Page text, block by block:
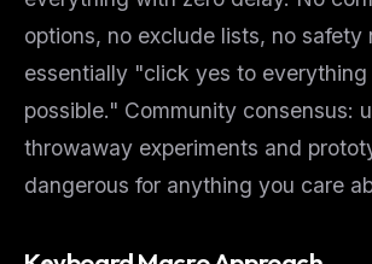
options, no exclude lists, no safety
essentially "click yes to everything
possible." Community consensus:
throwaway experiments and
dangerous for anything you care